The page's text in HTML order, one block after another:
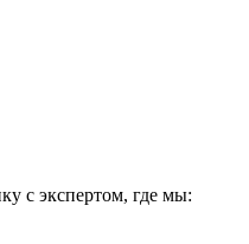
с экспертом, где мы: